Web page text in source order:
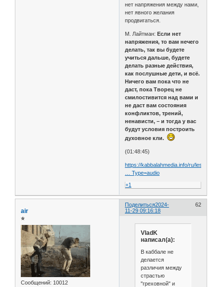
нет напряжения между нами,
нет явного желания
продвигаться.
М. Лайтман: Если нет
напряжения, то вам нечего
делать, так вы будете
учиться дальше, будете
делать разные действия,
как послушные дети, и всё.
Ничего вам пока что не
даст, пока Творец не
смилостивится над вами и
не даст вам состояния
конфликтов, трений,
ненависти, – и тогда у вас
будут условия построить
духовное кли.
(01:48:45)
https://kabbalahmedia.info/ru/lessons/s
… Type=audio
+1
Поделиться 62
2024-
11-29 09:16:18
air
⭐
Сообщений: 10012
VladK
написал(а):
В каббале не
делается
различия между
страстью
"греховной" и